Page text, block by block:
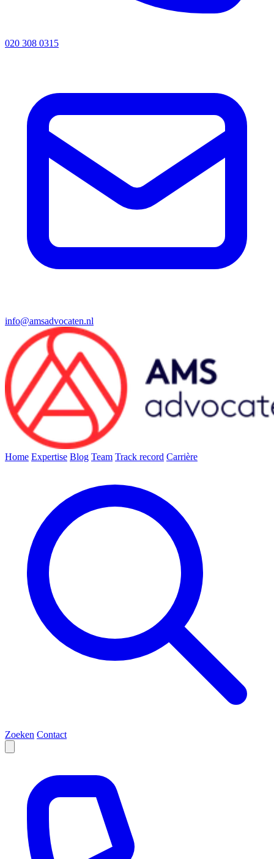
020 308 0315
info@amsadvocaten.nl
Home Expertise Blog Team Track record Carrière
Zoeken Contact